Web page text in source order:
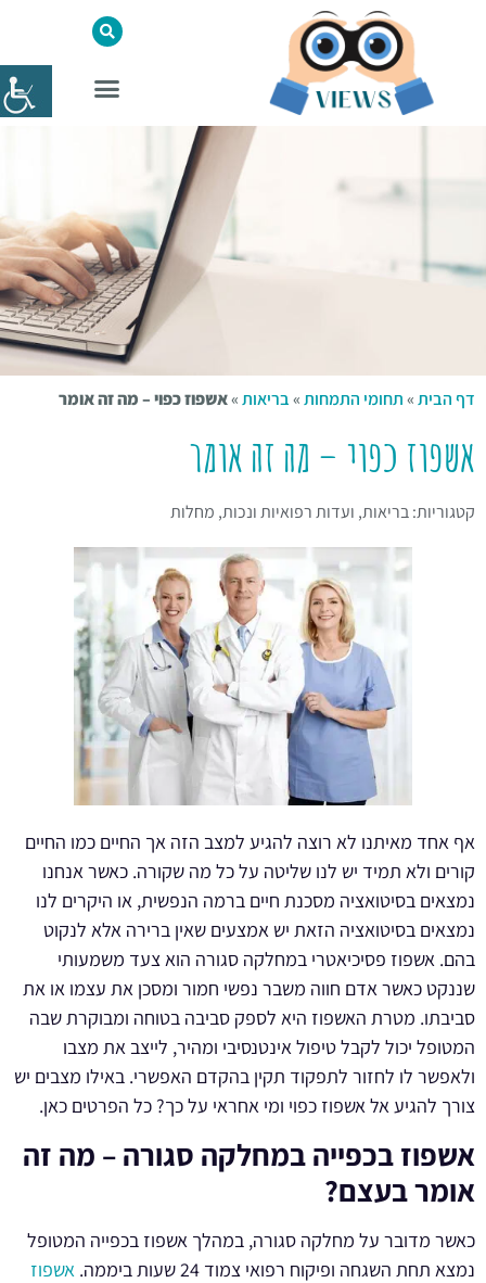
דף הבית»תחומי התמחות»בריאות»אשפוז כפוי – מה זה אומר
אשפוז כפוי – מה זה אומר
קטגוריות:בריאות, ועדות רפואיות ונכות, מחלות
אף אחד מאיתנו לא רוצה להגיע למצב הזה אך החיים כמו החיים
קורים ולא תמיד יש לנו שליטה על כל מה שקורה. כאשר אנחנו
נמצאים בסיטואציה מסכנת חיים ברמה הנפשית, או היקרים לנו
נמצאים בסיטואציה הזאת יש אמצעים שאין ברירה אלא לנקוט
בהם. אשפוז פסיכיאטרי במחלקה סגורה הוא צעד משמעותי
שננקט כאשר אדם חווה משבר נפשי חמור ומסכן את עצמו או את
סביבתו. מטרת האשפוז היא לספק סביבה בטוחה ומבוקרת שבה
המטופל יכול לקבל טיפול אינטנסיבי ומהיר, לייצב את מצבו
ולאפשר לו לחזור לתפקוד תקין בהקדם האפשרי. באילו מצבים יש
צורך להגיע אל אשפוז כפוי ומי אחראי על כך? כל הפרטים כאן.
אשפוז בכפייה במחלקה סגורה – מה זה
אומר בעצם?
כאשר מדובר על מחלקה סגורה, במהלך אשפוז בכפייה המטופל
נמצא תחת השגחה ופיקוח רפואי צמוד 24 שעות ביממה.
אשפוז